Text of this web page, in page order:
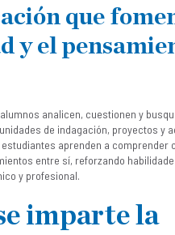
que
y el
analicen, cuestionen y
de indagación, proyectos y
aprenden a comprender
entre sí, reforzando
y profesional.
imparte la